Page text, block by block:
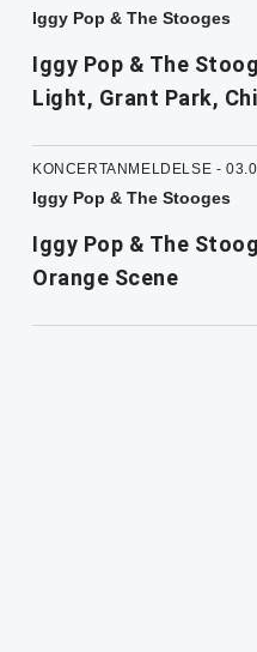
Iggy Pop & The Stooges
Iggy Pop & The
Light, Grant Park,
KONCERTANMELDELSE -
Iggy Pop & The Stooges
Iggy Pop & The
Orange Scene